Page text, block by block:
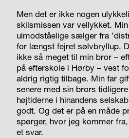
Men det er ikke nogen
skilsmissen var vellykket.
uimodståelige sælger fra
for længst fejret sølvbryllup.
ikke så meget til min bror –
på efterskole i Hørby – vest
aldrig rigtig tilbage. Min far
senere med sin brors
højtiderne i hinandens
godt. Og det er på en måde
spørger, hvor jeg kommer
et svar.